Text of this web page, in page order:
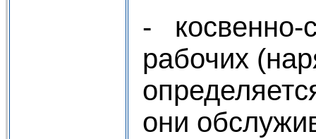
- косвенно-
рабочих
они